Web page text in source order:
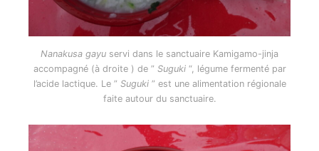
Nanakusa gayu servi dans le sanctuaire Kamigamo-jinja
accompagné (à droite ) de ” Suguki“, légume fermenté par
l’acide lactique. Le ” Suguki” est une alimentation régionale
faite autour du sanctuaire.